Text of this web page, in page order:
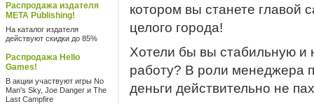
Распродажа издателя
META Publishing!
На каталог издателя
действуют скидки до 85%
Распродажа Hello
Games!
В акции участвуют игры No
Man's Sky, Joe Danger и The
Last Campfire
котором вы станете главой
целого города!
Хотели бы вы стабильную и
работу? В роли менеджера
деньги действительно не